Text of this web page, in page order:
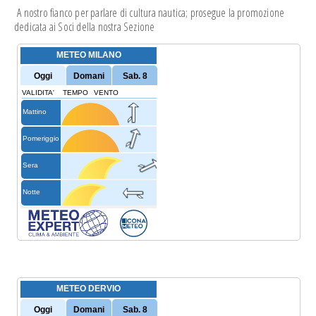
A nostro fianco per parlare di cultura nautica; prosegue la promozione
dedicata ai Soci della nostra Sezione